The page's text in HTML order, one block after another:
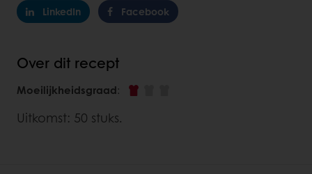
LinkedIn Facebook
Over dit recept
Moeilijkheidsgraad:
Uitkomst: 50 stuks.